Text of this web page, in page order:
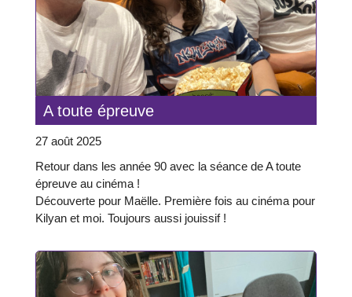
A toute épreuve
27 août 2025
Retour dans les année 90 avec la séance de A toute
épreuve au cinéma !
Découverte pour Maëlle. Première fois au cinéma pour
Kilyan et moi. Toujours aussi jouissif !